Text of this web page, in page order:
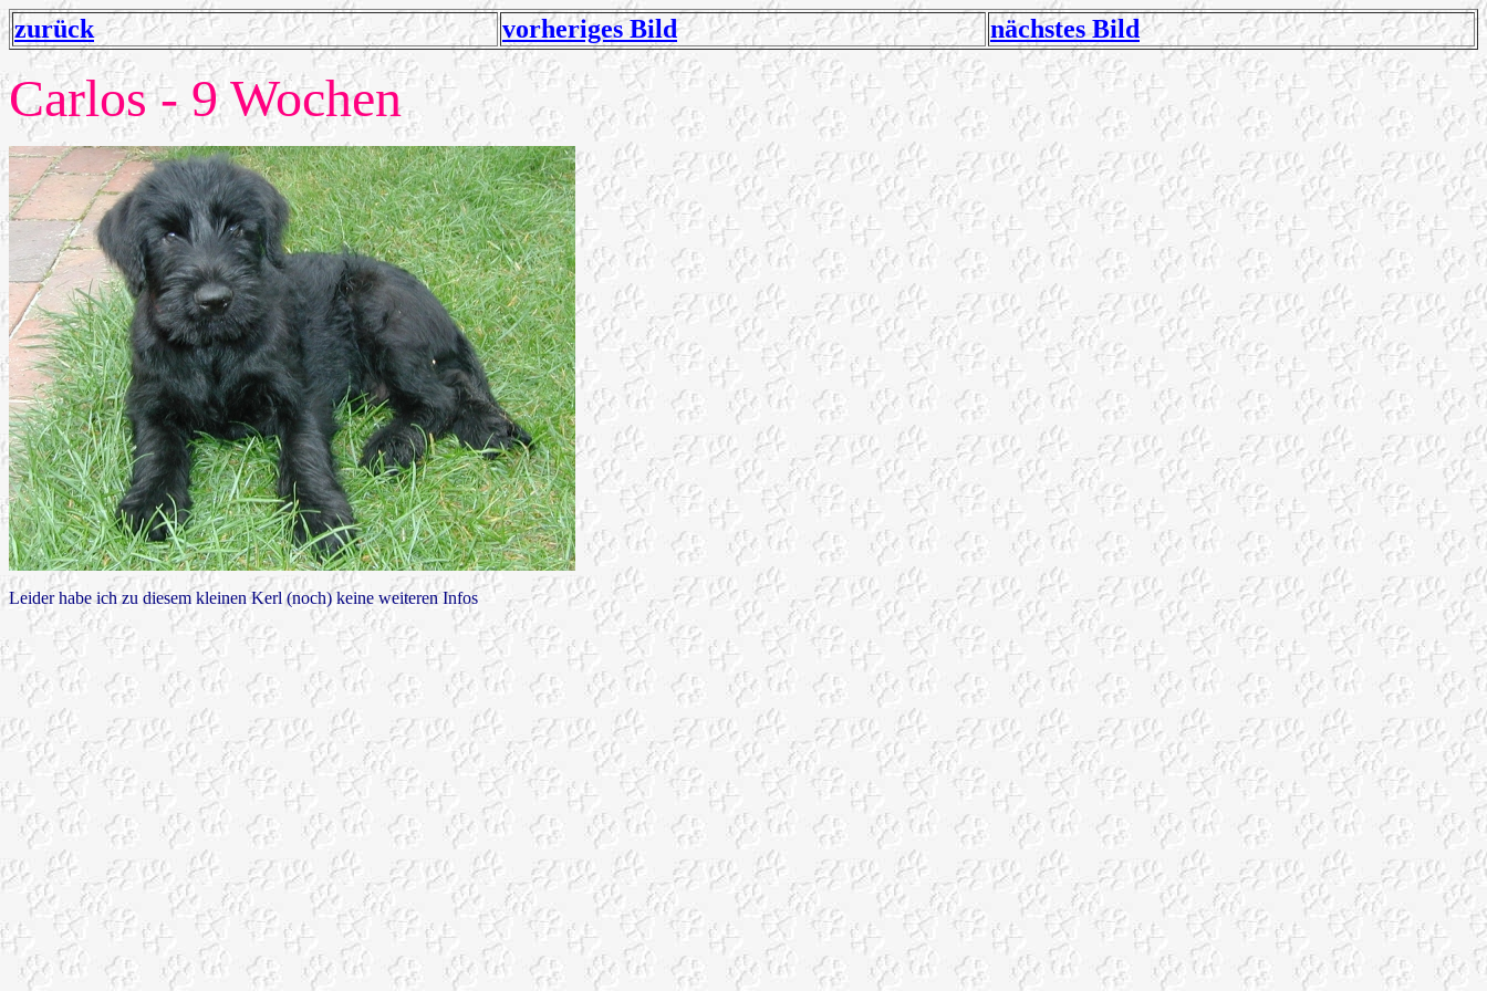
zurück vorheriges Bild nächstes Bild
Carlos - 9 Wochen
Leider habe ich zu diesem kleinen Kerl (noch) keine weiteren Infos